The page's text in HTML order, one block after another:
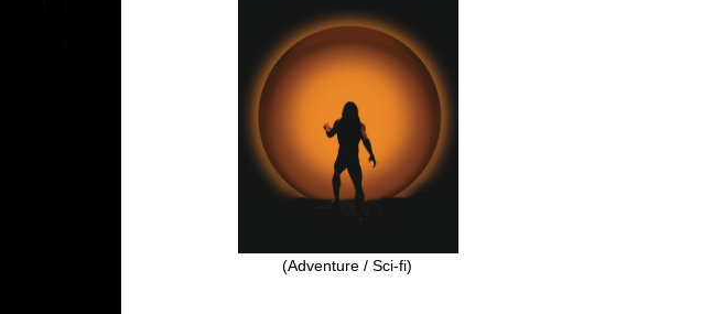
(Adventure / Sci-fi)